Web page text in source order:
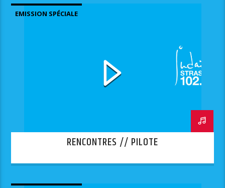
EMISSION SPÉCIALE
RENCONTRES // PILOTE